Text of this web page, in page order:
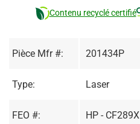
Contenu recyclé certifié
Pièce Mfr #: 201434P
Type: Laser
FEO #: HP - CF289X